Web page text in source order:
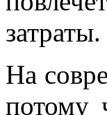
затраты.
На
потому